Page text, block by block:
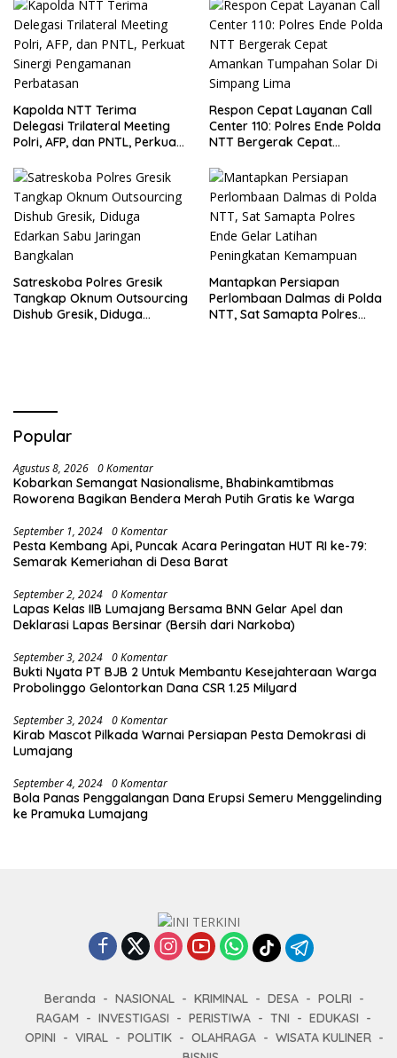
Kapolda NTT Terima
Delegasi Trilateral Meeting
Polri, AFP, dan PNTL, Perkuat
Perbatasan
Respon Cepat Layanan Call
Center 110: Polres Ende Polda
NTT Bergerak Cepat
Simpang Lima
Satreskoba Polres Gresik
Tangkap Oknum Outsourcing
Dishub Gresik, Diduga
Mantapkan Persiapan
Perlombaan Dalmas di Polda
NTT, Sat Samapta Polres
Popular
Agustus 8, 2026 0 Komentar
Kobarkan Semangat Nasionalisme, Bhabinkamtibmas
Roworena Bagikan Bendera Merah Putih Gratis ke Warga
September 1, 2024 0 Komentar
Pesta Kembang Api, Puncak Acara Peringatan HUT RI ke-79:
Semarak Kemeriahan di Desa Barat
September 2, 2024 0 Komentar
Lapas Kelas IIB Lumajang Bersama BNN Gelar Apel dan
Deklarasi Lapas Bersinar (Bersih dari Narkoba)
September 3, 2024 0 Komentar
Bukti Nyata PT BJB 2 Untuk Membantu Kesejahteraan Warga
Probolinggo Gelontorkan Dana CSR 1.25 Milyard
September 3, 2024 0 Komentar
Kirab Mascot Pilkada Warnai Persiapan Pesta Demokrasi di
Lumajang
September 4, 2024 0 Komentar
Bola Panas Penggalangan Dana Erupsi Semeru Menggelinding
ke Pramuka Lumajang
Beranda NASIONAL KRIMINAL DESA
POLRI
RAGAM
INVESTIGASI PERISTIWA TNI
EDUKASI
OPINI
VIRAL POLITIK OLAHRAGA
WISATA KULINER